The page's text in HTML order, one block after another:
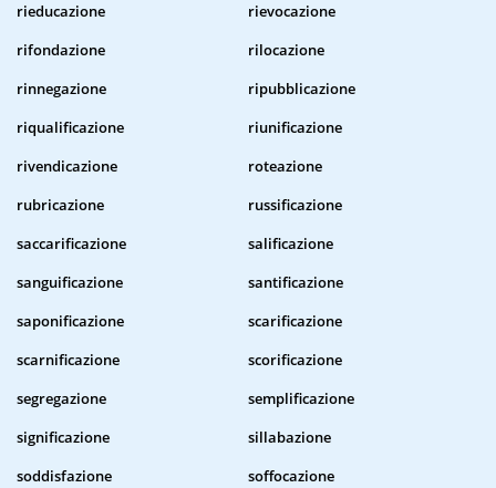
rieducazione
rievocazione
rifondazione
rilocazione
rinnegazione
ripubblicazione
riqualificazione
riunificazione
rivendicazione
roteazione
rubricazione
russificazione
saccarificazione
salificazione
sanguificazione
santificazione
saponificazione
scarificazione
scarnificazione
scorificazione
segregazione
semplificazione
significazione
sillabazione
soddisfazione
soffocazione